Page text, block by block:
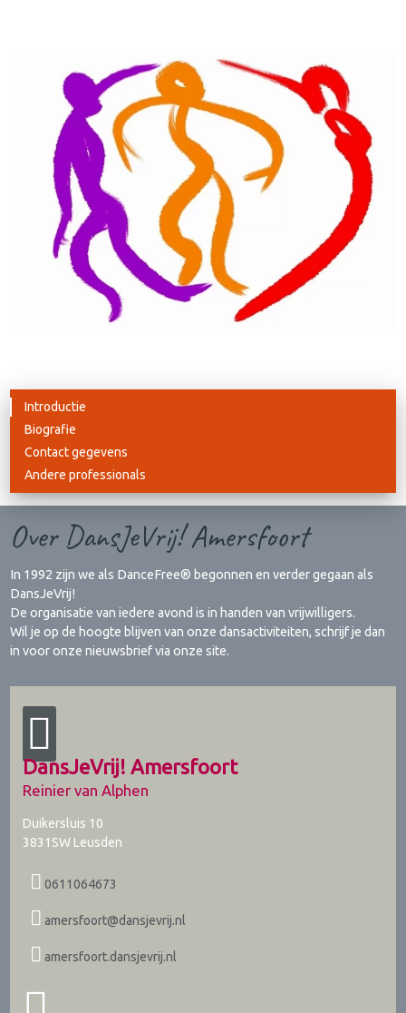
Introductie
Biografie
Contact gegevens
Andere professionals
Over DansJeVrij! Amersfoort
In 1992 zijn we als DanceFree® begonnen en verder gegaan als
DansJeVrij!
De organisatie van iedere avond is in handen van vrijwilligers.
Wil je op de hoogte blijven van onze dansactiviteiten, schrijf je dan
in voor onze nieuwsbrief via onze site.
DansJeVrij! Amersfoort
Reinier van Alphen
Duikersluis 10
3831SW Leusden
0611064673
amersfoort@dansjevrij.nl
amersfoort.dansjevrij.nl